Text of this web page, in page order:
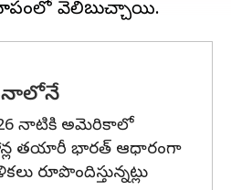
చైనాలోనే
నాటికి అమెరికాలో
తయారీ భారత్‌ ఆధారంగా
రూపొందిస్తున్నట్లు